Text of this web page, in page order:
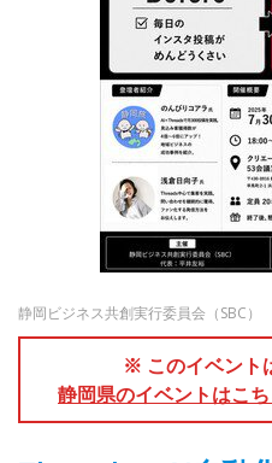
静岡ビジネス共創実行委員会（SBC）
※ このイベント
静岡県のイベントはこ